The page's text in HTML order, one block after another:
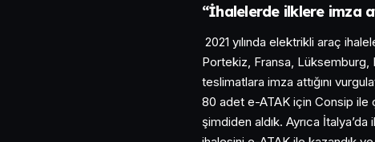
“İhalelerde ilklere imza
2021 yılında elektrikli araç
Portekiz, Fransa, Lüksemburg,
teslimatlara imza attığını
80 adet e-ATAK için Consip ile
şimdiden aldık. Ayrıca